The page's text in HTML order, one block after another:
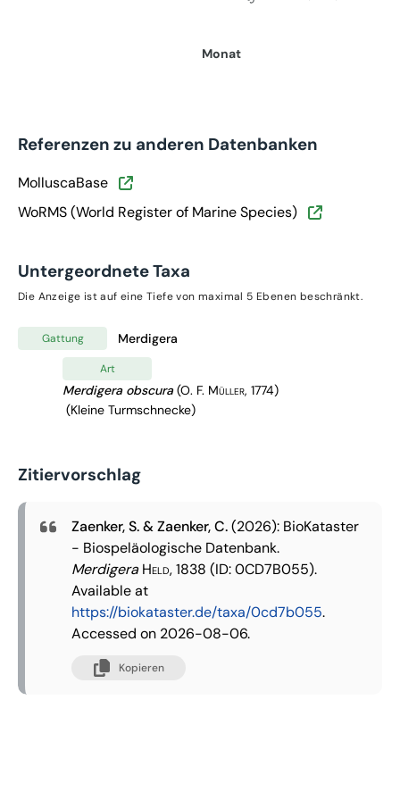
Monat
Referenzen zu anderen Datenbanken
MolluscaBase
WoRMS (World Register of Marine Species)
Untergeordnete Taxa
Die Anzeige ist auf eine Tiefe von maximal 5 Ebenen beschränkt.
Gattung Merdigera
Art
Merdigera obscura (O. F. Müller, 1774)
(Kleine Turmschnecke)
Zitiervorschlag
Zaenker, S. & Zaenker, C.(2026): BioKataster
- Biospeläologische Datenbank.
Merdigera Held, 1838 (ID: 0CD7B055).
Available at
https://biokataster.de/taxa/0cd7b055.
Accessed on 2026-08-06.
Kopieren